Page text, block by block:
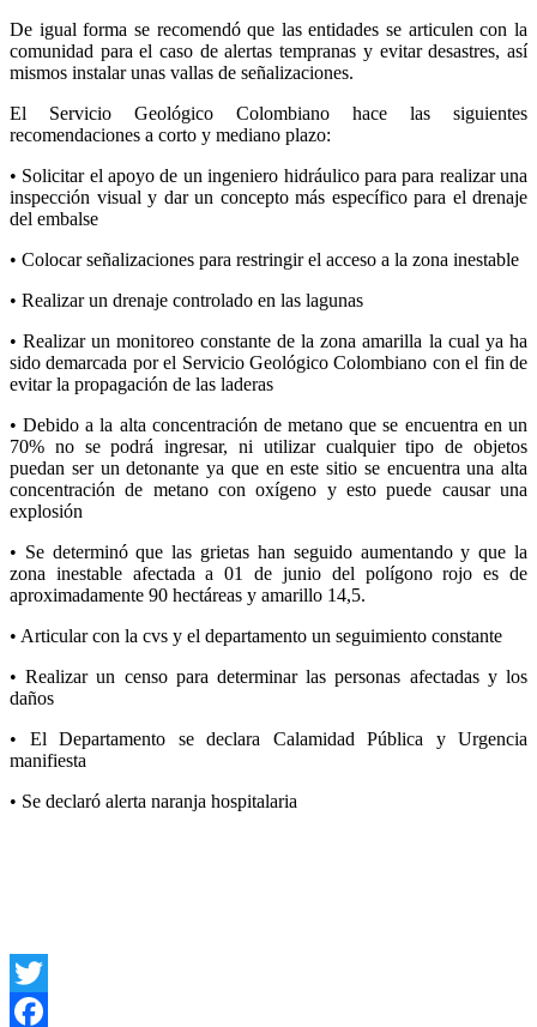
De igual forma se recomendó que las entidades se articulen con la
comunidad para el caso de alertas tempranas y evitar desastres, así
mismos instalar unas vallas de señalizaciones.
El Servicio Geológico Colombiano hace las siguientes
recomendaciones a corto y mediano plazo:
• Solicitar el apoyo de un ingeniero hidráulico para para realizar una
inspección visual y dar un concepto más específico para el drenaje
del embalse
• Colocar señalizaciones para restringir el acceso a la zona inestable
• Realizar un drenaje controlado en las lagunas
• Realizar un monitoreo constante de la zona amarilla la cual ya ha
sido demarcada por el Servicio Geológico Colombiano con el fin de
evitar la propagación de las laderas
• Debido a la alta concentración de metano que se encuentra en un
70% no se podrá ingresar, ni utilizar cualquier tipo de objetos
puedan ser un detonante ya que en este sitio se encuentra una alta
concentración de metano con oxígeno y esto puede causar una
explosión
• Se determinó que las grietas han seguido aumentando y que la
zona inestable afectada a 01 de junio del polígono rojo es de
aproximadamente 90 hectáreas y amarillo 14,5.
• Articular con la cvs y el departamento un seguimiento constante
• Realizar un censo para determinar las personas afectadas y los
daños
• El Departamento se declara Calamidad Pública y Urgencia
manifiesta
• Se declaró alerta naranja hospitalaria
Twitter